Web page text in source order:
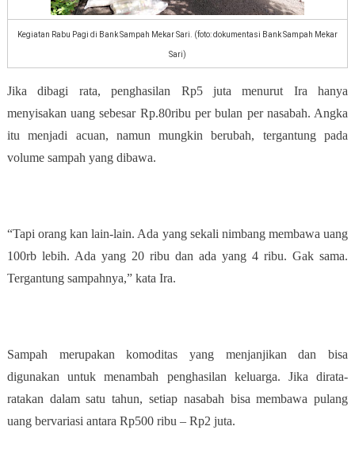
Kegiatan Rabu Pagi di Bank Sampah Mekar Sari. (foto: dokumentasi Bank Sampah Mekar
Sari)
Jika dibagi rata, penghasilan Rp5 juta menurut Ira hanya
menyisakan uang sebesar Rp.80ribu per bulan per nasabah. Angka
itu menjadi acuan, namun mungkin berubah, tergantung pada
volume sampah yang dibawa.
“Tapi orang kan lain-lain. Ada yang sekali nimbang membawa uang
100rb lebih. Ada yang 20 ribu dan ada yang 4 ribu. Gak sama.
Tergantung sampahnya,” kata Ira.
Sampah merupakan komoditas yang menjanjikan dan bisa
digunakan untuk menambah penghasilan keluarga. Jika dirata-
ratakan dalam satu tahun, setiap nasabah bisa membawa pulang
uang bervariasi antara Rp500 ribu – Rp2 juta.